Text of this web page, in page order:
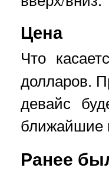
Цена
Что
долларов.
девайс
ближайшие
Ранее